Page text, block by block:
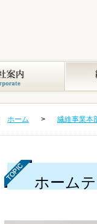
ホーム 繊維事業本
ホーム